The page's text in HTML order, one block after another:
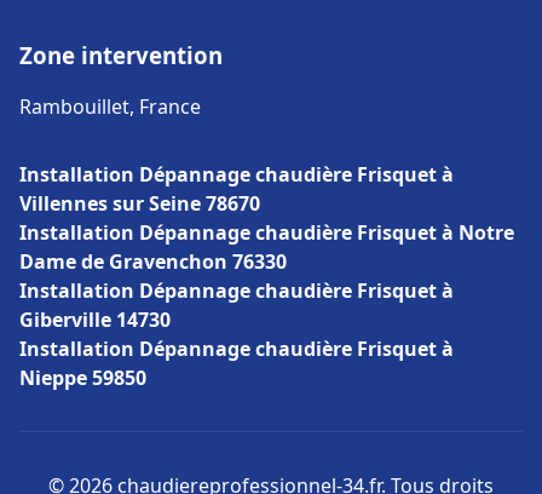
Zone intervention
Rambouillet, France
Installation Dépannage chaudière Frisquet à
Villennes sur Seine 78670
Installation Dépannage chaudière Frisquet à Notre
Dame de Gravenchon 76330
Installation Dépannage chaudière Frisquet à
Giberville 14730
Installation Dépannage chaudière Frisquet à
Nieppe 59850
© 2026 chaudiereprofessionnel-34.fr. Tous droits